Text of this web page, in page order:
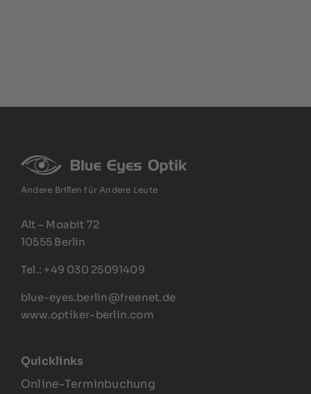
Andere Brillen für Andere Leute
Alt – Moabit 72
10555 Berlin
Tel.: +49 030 25091409
blue-eyes.berlin@freenet.de
www.optiker-berlin.com
Quicklinks
Online-Terminbuchung